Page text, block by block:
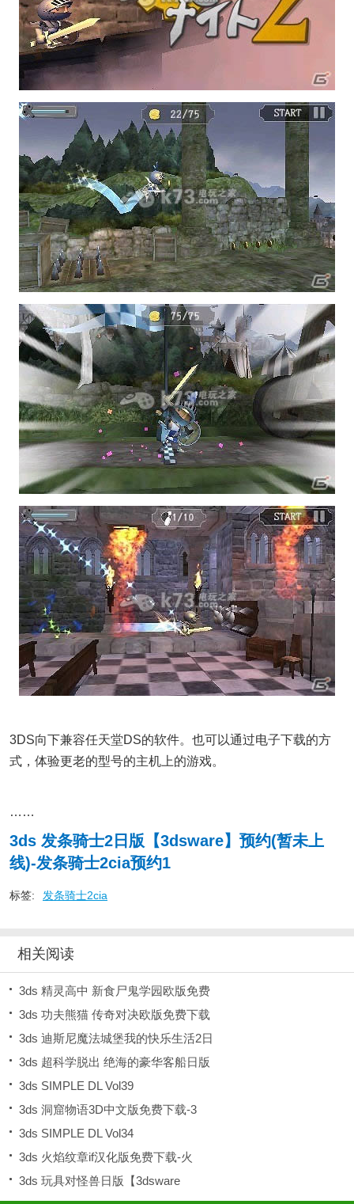
3DS向下兼容任天堂DS的软件。也可以通过电子下载的方
式，体验更老的型号的主机上的游戏。
……
3ds 发条骑士2日版【3dsware】预约(暂未上
线)-发条骑士2cia预约1
标签: 发条骑士2cia
相关阅读
3ds 精灵高中 新食尸鬼学园欧版免费
3ds 功夫熊猫 传奇对决欧版免费下载
3ds 迪斯尼魔法城堡我的快乐生活2日
3ds 超科学脱出 绝海的豪华客船日版
3ds SIMPLE DL Vol39
3ds 洞窟物语3D中文版免费下载-3
3ds SIMPLE DL Vol34
3ds 火焰纹章if汉化版免费下载-火
3ds 玩具对怪兽日版【3dsware